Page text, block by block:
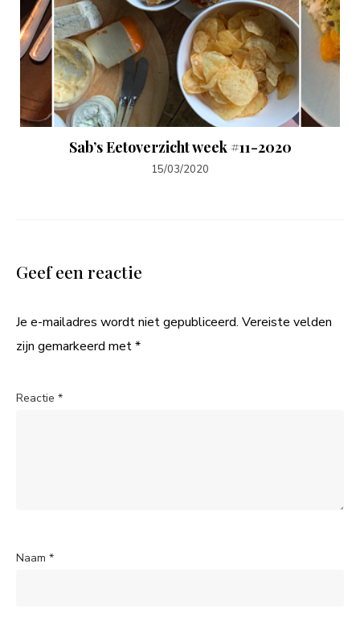
Sab’s Eetoverzicht week #11-2020
15/03/2020
Geef een reactie
Je e-mailadres wordt niet gepubliceerd. Vereiste velden
zijn gemarkeerd met*
Reactie *
Naam *